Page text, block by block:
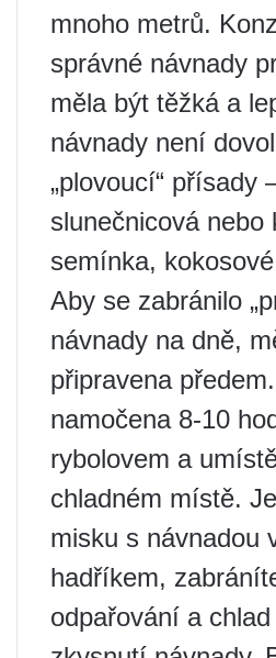
mnoho metrů.
správné návnady
měla být těžká a
návnady není
„plovoucí“ přísady
slunečnicová nebo
semínka,
Aby se zabránilo
návnady na dně,
připravena
namočena 8-10
rybolovem a
chladném místě.
misku s návnadou
hadříkem,
odpařování a